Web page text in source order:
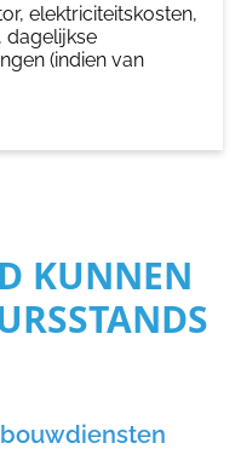
elektriciteitskosten,
dagelijkse
(indien van
KUNNEN